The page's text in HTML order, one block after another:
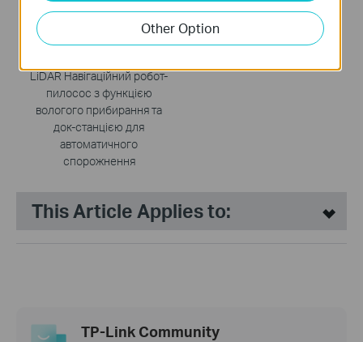
Tapo RV20 Max Plus
LiDAR Навігаційний робот-
пилосос з функцією
вологого прибирання та
док-станцією для
автоматичного
спорожнення
This Article Applies to:
TP-Link Community
Other Option